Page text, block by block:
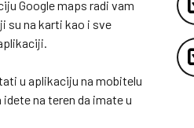
Google maps radi vam
su na karti kao i sve
u aplikaciju na mobitelu
na teren da imate u